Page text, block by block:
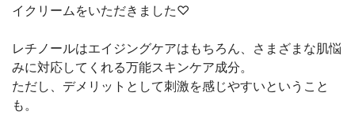
イクリームをいただきました♡
レチノールはエイジングケアはもちろん、さまざまな肌悩
みに対応してくれる万能スキンケア成分。
ただし、デメリットとして刺激を感じやすいということ
も。